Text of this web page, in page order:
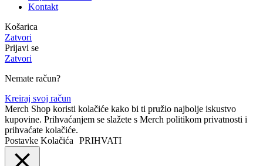
Kontakt
Košarica
Zatvori
Prijavi se
Zatvori
Nemate račun?
Kreiraj svoj račun
Merch Shop koristi kolačiće kako bi ti pružio najbolje iskustvo
kupovine. Prihvaćanjem se slažete s Merch politikom privatnosti i
prihvaćate kolačiće.
Postavke Kolačića PRIHVATI